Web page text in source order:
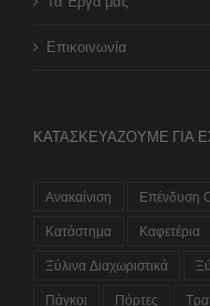
Επικοινωνία
ΚΑΤΑΣΚΕΥΆΖΟΥΜΕ ΓΙΑ
Ανακαίνιση Επένδυση
Κατάστημα Καφετέρια
Ξύλινα Διαχωριστικά
Πάγκοι Πόρτες